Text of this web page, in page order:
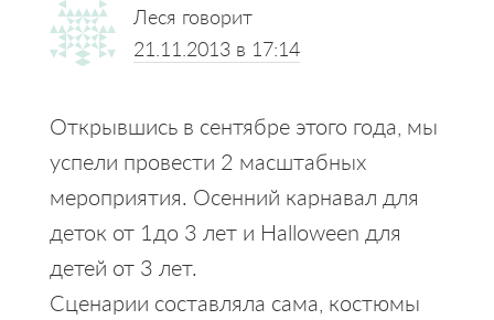
Леся говорит
21.11.2013 в 17:14
Открывшись в сентябре этого года, мы
успели провести 2 масштабных
мероприятия. Осенний карнавал для
деток от 1до 3 лет и Halloween для
детей от 3 лет.
Сценарии составляла сама, костюмы